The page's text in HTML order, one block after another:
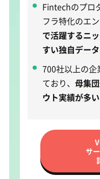
Fintechのプロ
フラ特化のエ
で活躍するニ
すい独自デー
700社以上の
ており、 母集
ウト実績が多い
サ